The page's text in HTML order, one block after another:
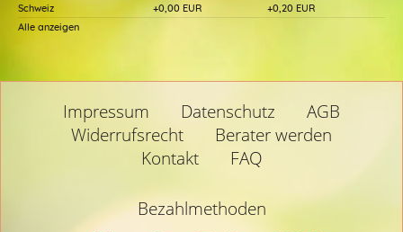
Schweiz
+0,00 EUR
+0,20 EUR
Alle anzeigen
Impressum Datenschutz
AGB
Widerrufsrecht
Berater werden
Kontakt
FAQ
Bezahlmethoden